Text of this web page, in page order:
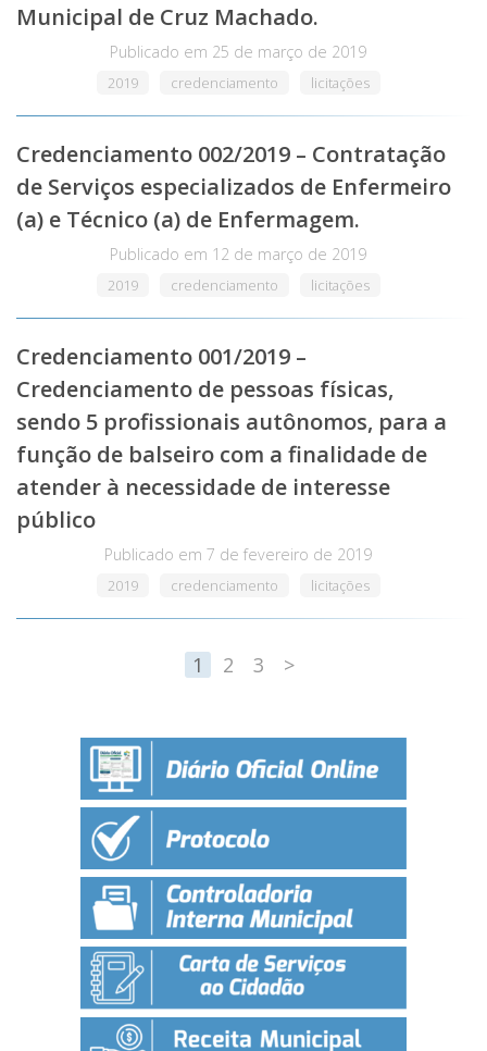
Municipal de Cruz Machado.
Publicado em 25 de março de 2019
2019 credenciamento licitações
Credenciamento 002/2019 – Contratação
de Serviços especializados de Enfermeiro
(a) e Técnico (a) de Enfermagem.
Publicado em 12 de março de 2019
2019 credenciamento licitações
Credenciamento 001/2019 –
Credenciamento de pessoas físicas,
sendo 5 profissionais autônomos, para a
função de balseiro com a finalidade de
atender à necessidade de interesse
público
Publicado em 7 de fevereiro de 2019
2019 credenciamento licitações
1 2 3 >